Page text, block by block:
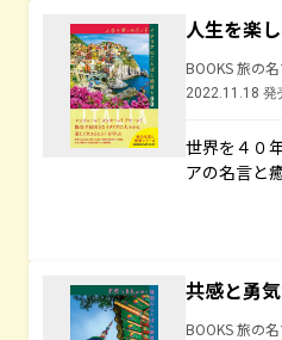
人生を楽
BOOKS 旅の
2022.11.18 発
世界を４０
アの名言と
共感と勇
BOOKS 旅の